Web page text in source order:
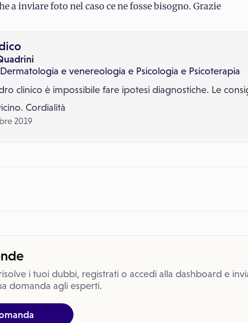
a inviare foto nel caso ce ne fosse bisogno. Grazie
Dermatologia e venereologia e Psicologia e Psicoterapia
clinico è impossibile fare ipotesi diagnostiche. Le
Cordialità
2019
i tuoi dubbi, registrati o accedi alla dashboard e
domanda agli esperti.